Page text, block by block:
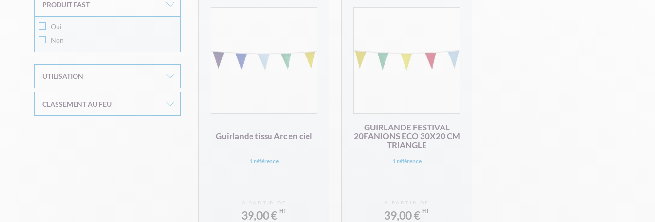
Guirlande tissu Arc en ciel
1 référence
À PARTIR DE
39,00 €
GUIRLANDE FESTIVAL
20FANIONS ECO 30X20 CM
TRIANGLE
1 référence
À PARTIR DE
39,00 €
PRODUIT FAST
Oui
Non
UTILISATION
CLASSEMENT AU FEU